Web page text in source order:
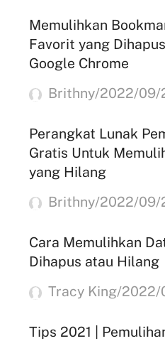
Memulihkan
Favorit yang
Google Chrome
Brithny/2022/09/
Perangkat Lunak
Gratis Untuk
yang Hilang
Brithny/2022/09/
Cara Memulihkan
Dihapus atau Hilang
Tracy King/2022/
Tips 2021 |